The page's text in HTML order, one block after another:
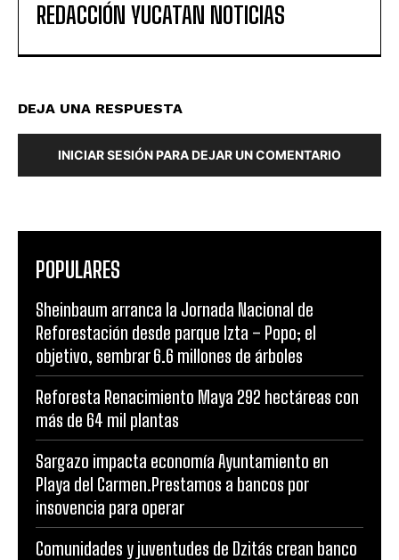
REDACCIÓN YUCATAN NOTICIAS
DEJA UNA RESPUESTA
INICIAR SESIÓN PARA DEJAR UN COMENTARIO
POPULARES
Sheinbaum arranca la Jornada Nacional de
Reforestación desde parque Izta – Popo; el
objetivo, sembrar 6.6 millones de árboles
Reforesta Renacimiento Maya 292 hectáreas con
más de 64 mil plantas
Sargazo impacta economía Ayuntamiento en
Playa del Carmen.Prestamos a bancos por
insovencia para operar
Comunidades y juventudes de Dzitás crean banco